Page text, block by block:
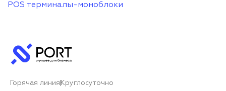
POS терминалы-моноблоки
Горячая линия Круглосуточно